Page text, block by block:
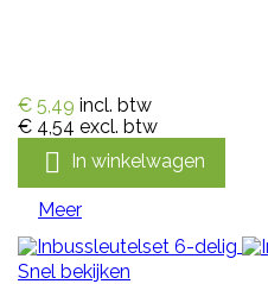
€ 5,49 incl. btw
€ 4,54 excl. btw
 In winkelwagen
Meer
Snel bekijken